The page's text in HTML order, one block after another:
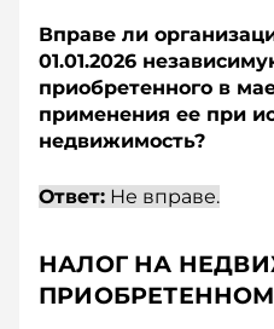
Вправе ли
01.01.2026
приобретенного в
применения ее при
недвижимость?
Ответ: Не вправе.
НАЛОГ НА